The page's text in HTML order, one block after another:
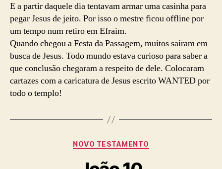
E a partir daquele dia tentavam armar uma casinha para
pegar Jesus de jeito. Por isso o mestre ficou offline por
um tempo num retiro em Efraim.
Quando chegou a Festa da Passagem, muitos saíram em
busca de Jesus. Todo mundo estava curioso para saber a
que conclusão chegaram a respeito de dele. Colocaram
cartazes com a caricatura de Jesus escrito WANTED por
todo o templo!
Categorias
NOVO TESTAMENTO